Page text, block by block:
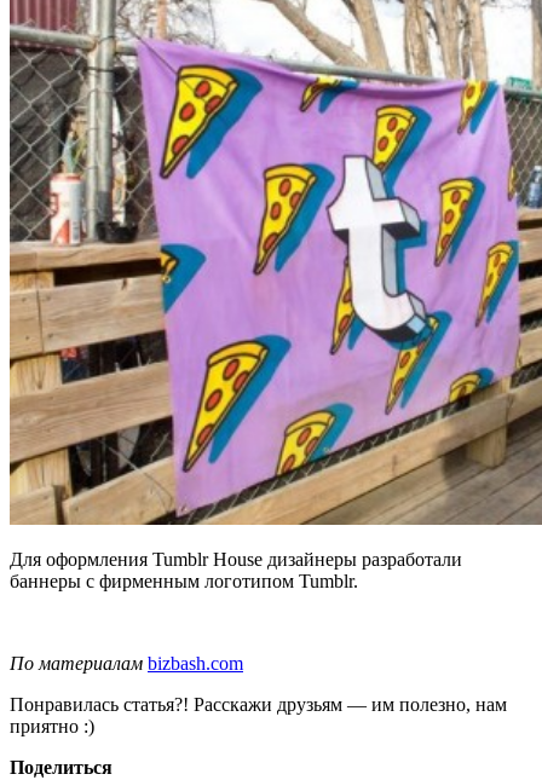
Для оформления Tumblr House дизайнеры разработали
баннеры с фирменным логотипом Tumblr.
По материалам bizbash.com
Понравилась статья?! Расскажи друзьям — им полезно, нам
приятно :)
Поделиться